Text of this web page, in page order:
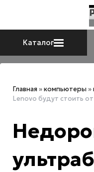
Каталог
Главная »компьютеры »
Lenovo будут стоить